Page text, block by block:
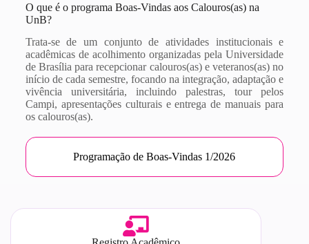
O que é o programa Boas-Vindas aos Calouros(as) na
UnB?
Trata-se de um conjunto de atividades institucionais e
acadêmicas de acolhimento organizadas pela Universidade
de Brasília para recepcionar calouros(as) e veteranos(as) no
início de cada semestre, focando na integração, adaptação e
vivência universitária, incluindo palestras, tour pelos
Campi, apresentações culturais e entrega de manuais para
os calouros(as).
Programação de Boas-Vindas 1/2026